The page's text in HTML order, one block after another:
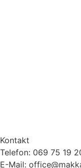
Kontakt
Telefon: 069 75 19
E-Mail: